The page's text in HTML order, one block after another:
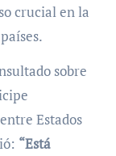
crucial en la
sobre
Estados
“Está